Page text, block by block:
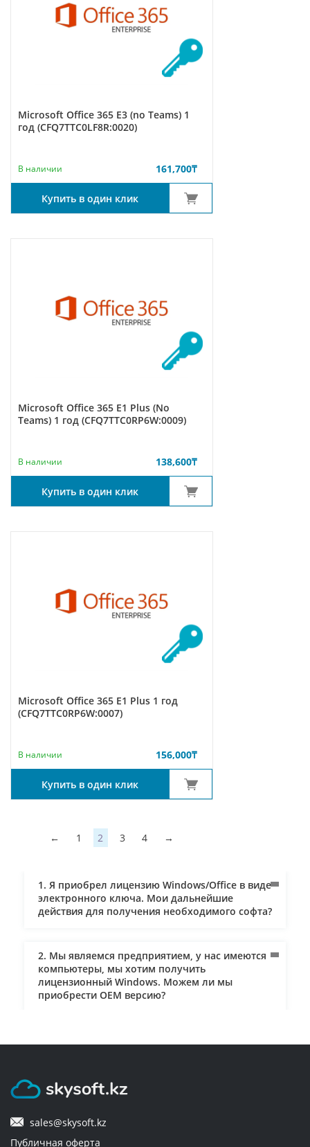
Microsoft Office 365 E3 (no Teams) 1
год (CFQ7TTC0LF8R:0020)
В наличии 161,700₸
Купить в один клик
Microsoft Office 365 E1 Plus (No
Teams) 1 год (CFQ7TTC0RP6W:0009)
В наличии 138,600₸
Купить в один клик
Microsoft Office 365 E1 Plus 1 год
(CFQ7TTC0RP6W:0007)
В наличии 156,000₸
Купить в один клик
← 1 2 3 4 →
1. Я приобрел лицензию Windows/Office в виде
электронного ключа. Мои дальнейшие
действия для получения необходимого софта?
2. Мы являемся предприятием, у нас имеются
компьютеры, мы хотим получить
лицензионный Windows. Можем ли мы
приобрести ОЕM версию?
4. Мне нужен лицензионный софт для
документы и по безналичному расчету? Могу
ли я использовать для оплаты банковскую
sales@skysoft.kz
Публичная оферта